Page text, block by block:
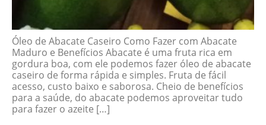
Óleo de Abacate Caseiro Como Fazer com Abacate
Maduro e Benefícios Abacate é uma fruta rica em
gordura boa, com ele podemos fazer óleo de abacate
caseiro de forma rápida e simples. Fruta de fácil
acesso, custo baixo e saborosa. Cheio de benefícios
para a saúde, do abacate podemos aproveitar tudo
para fazer o azeite […]